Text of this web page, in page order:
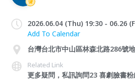
2026.06.04 (Thu) 19:30 - 06.26
Add To Calendar
台灣台北市中山區林森北路286號
Related Link
更多疑問，私訊詢問23 喜劇臉書